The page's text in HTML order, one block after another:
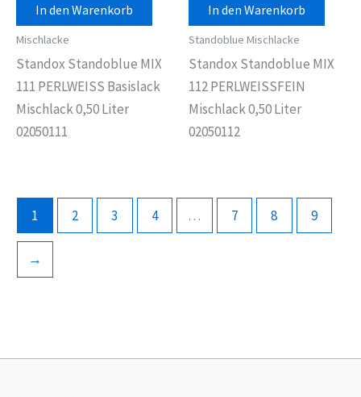
In den Warenkorb
Mischlacke
Standox Standoblue MIX
111 PERLWEISS Basislack
Mischlack 0,50 Liter
02050111
In den Warenkorb
Standoblue Mischlacke
Standox Standoblue MIX
112 PERLWEISSFEIN
Mischlack 0,50 Liter
02050112
1 2 3 4 … 7 8 9
→